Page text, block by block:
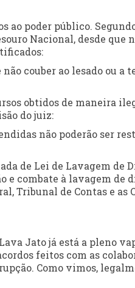
poder público.
Nacional, desde que
couber ao lesado ou a
obtidos de maneira
do juiz:
não poderão ser
de Lei de Lavagem de
e combate à lavagem de
Tribunal de Contas e as
Jato já está a pleno
feitos com as
Como vimos,